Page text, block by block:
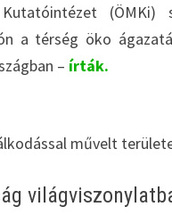
(ÖMKi)
a térség öko
– írták.
művelt